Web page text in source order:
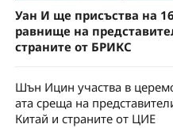
Уан И ще присъства на
равнище на
страните от БРИКС
Шън Ицин участва в
ата среща на
Китай и страните от ЦИЕ